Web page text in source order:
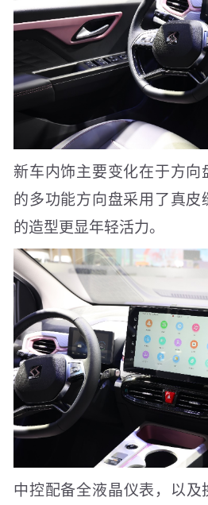
新车内饰主要变化在于方
的多功能方向盘采用了真
的造型更显年轻活力。
中控配备全液晶仪表，以